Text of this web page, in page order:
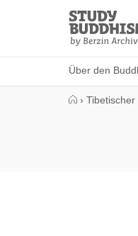
Study
Buddhism
Home
Über den
›